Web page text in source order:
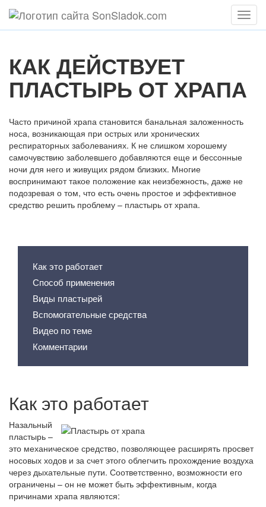
Меню
КАК ДЕЙСТВУЕТ
ПЛАСТЫРЬ ОТ ХРАПА
Часто причиной храпа становится банальная заложенность
носа, возникающая при острых или хронических
респираторных заболеваниях. К не слишком хорошему
самочувствию заболевшего добавляются еще и бессонные
ночи для него и живущих рядом близких. Многие
воспринимают такое положение как неизбежность, даже не
подозревая о том, что есть очень простое и эффективное
средство решить проблему – пластырь от храпа.
Как это работает
Способ применения
Виды пластырей
Вспомогательные средства
Видео по теме
Комментарии
Как это работает
Назальный
пластырь –
это механическое средство, позволяющее расширять просвет
носовых ходов и за счет этого облегчить прохождение воздуха
через дыхательные пути. Соответственно, возможности его
ограничены – он не может быть эффективным, когда
причинами храпа являются: